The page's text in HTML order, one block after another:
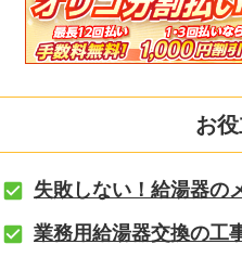
お
失敗しない！給湯器の
業務用給湯器交換の工